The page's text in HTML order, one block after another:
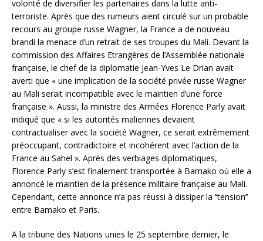
volonté de diversifier les partenaires dans la lutte anti-
terroriste. Après que des rumeurs aient circulé sur un probable
recours au groupe russe Wagner, la France a de nouveau
brandi la menace d’un retrait de ses troupes du Mali. Devant la
commission des Affaires Etrangères de l’Assemblée nationale
française, le chef de la diplomatie Jean-Yves Le Drian avait
averti que « une implication de la société privée russe Wagner
au Mali serait incompatible avec le maintien d’une force
française ». Aussi, la ministre des Armées Florence Parly avait
indiqué que « si les autorités maliennes devaient
contractualiser avec la société Wagner, ce serait extrêmement
préoccupant, contradictoire et incohérent avec l’action de la
France au Sahel ». Après des verbiages diplomatiques,
Florence Parly s’est finalement transportée à Bamako où elle a
annoncé le maintien de la présence militaire française au Mali.
Cependant, cette annonce n’a pas réussi à dissiper la ‘’tension’’
entre Bamako et Paris.
A la tribune des Nations unies le 25 septembre dernier, le